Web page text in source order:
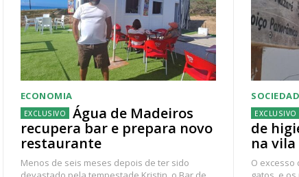
ECONOMIA
Água de Madeiros
recupera bar e prepara novo
restaurante
Menos de seis meses depois de ter sido
de
na vila
O